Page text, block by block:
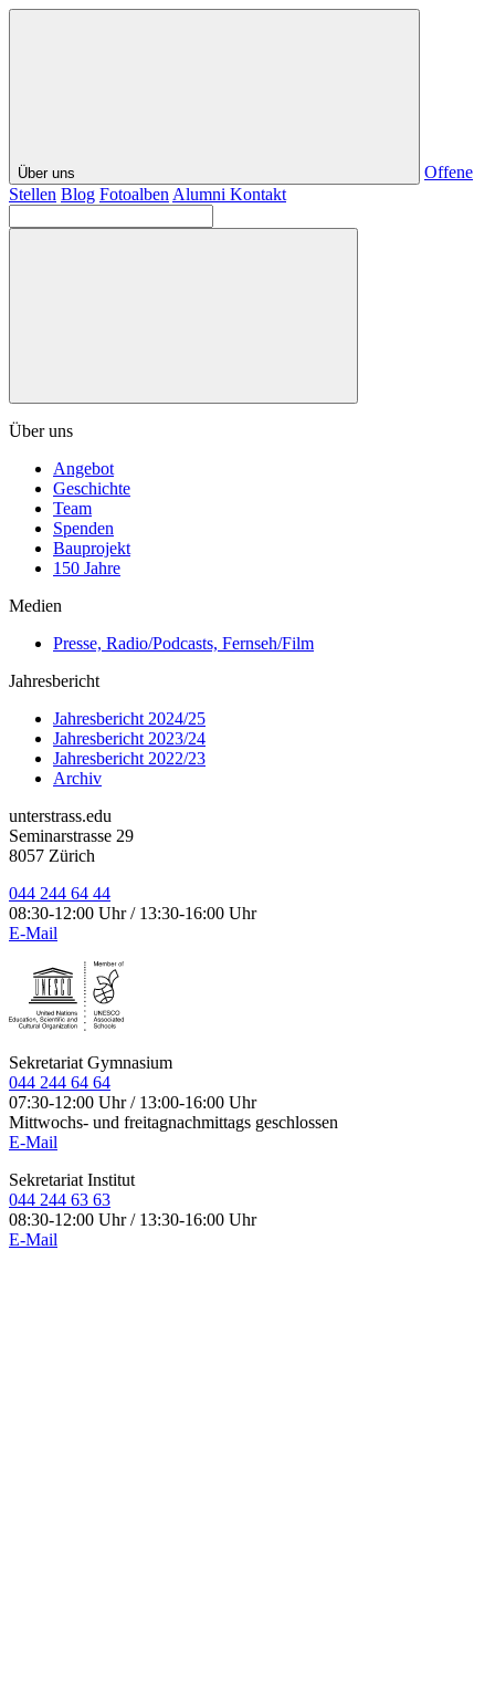
Über uns
Offene
Stellen Blog Fotoalben Alumni Kontakt
Über uns
Angebot
Geschichte
Team
Spenden
Bauprojekt
150 Jahre
Medien
Presse, Radio/Podcasts, Fernseh/Film
Jahresbericht
Jahresbericht 2024/25
Jahresbericht 2023/24
Jahresbericht 2022/23
Archiv
unterstrass.edu
Seminarstrasse 29
8057 Zürich
044 244 64 44
08:30-12:00 Uhr / 13:30-16:00 Uhr
E-Mail
Sekretariat Gymnasium
044 244 64 64
07:30-12:00 Uhr / 13:00-16:00 Uhr
Mittwochs- und freitagnachmittags geschlossen
E-Mail
Sekretariat Institut
044 244 63 63
08:30-12:00 Uhr / 13:30-16:00 Uhr
E-Mail